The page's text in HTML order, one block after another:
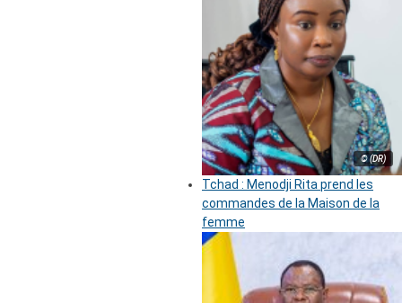
© (DR)
Tchad : Menodji Rita prend les
commandes de la Maison de la
femme